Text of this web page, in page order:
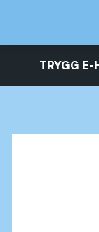
TRYGG E-